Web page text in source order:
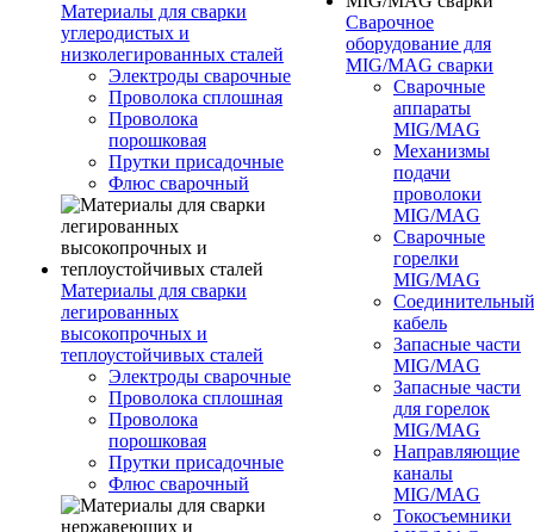
Материалы для сварки
углеродистых и
низколегированных сталей
Электроды сварочные
Проволока сплошная
Проволока
порошковая
Прутки присадочные
Флюс сварочный
Материалы для сварки
легированных
высокопрочных и
теплоустойчивых сталей
Электроды сварочные
Проволока сплошная
Проволока
порошковая
Прутки присадочные
Флюс сварочный
Сварочное
оборудование для
MIG/MAG сварки
Сварочные
аппараты
MIG/MAG
Механизмы
подачи
проволоки
MIG/MAG
Сварочные
горелки
MIG/MAG
Соединительный
кабель
Запасные части
MIG/MAG
Запасные части
для горелок
MIG/MAG
Направляющие
каналы
MIG/MAG
Токосъемники